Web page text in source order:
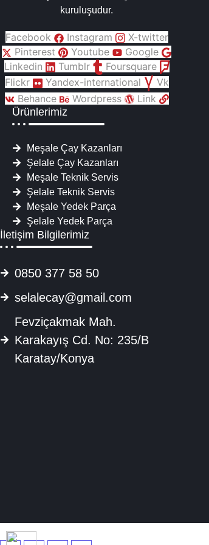
kuruluşudur.
Facebook Instagram
X-twitter
Pinterest
Youtube
Google
Linkedin
Tumblr
Foursquare
Flickr
Yandex-international
Vk
Behance
Wordpress
Link
Ürünlerimiz
Meşale Çay Kazanları
Şelale Çay Kazanları
Meşale Teknik Servis
Şelale Teknik Servis
Meşale Yedek Parça
Şelale Yedek Parça
İletişim Bilgilerimiz
0850 377 58 50
selalecay@gmail.com
Fevziçakmak Mah.
Karakayış Cd. No: 235/B
Karatay/Konya